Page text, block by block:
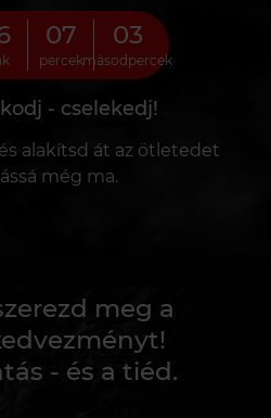
07
percek
00
másodpercek
- cselekedj!
alakítsd át az ötletedet
még ma.
meg a
- és a tiéd.